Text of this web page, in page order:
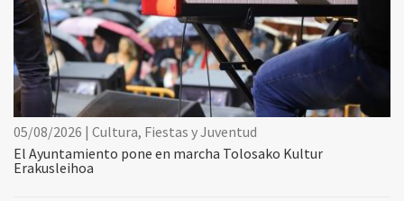
05/08/2026 | Cultura, Fiestas y Juventud
El Ayuntamiento pone en marcha Tolosako Kultur
Erakusleihoa